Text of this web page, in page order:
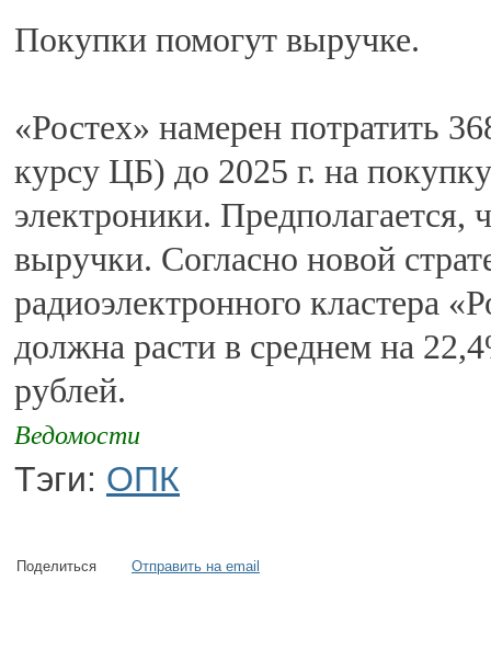
Покупки помогут выручке.
«Ростех» намерен потратить
курсу ЦБ) до 2025 г. на
электроники. Предполагается,
выручки. Согласно новой
радиоэлектронного кластера
должна расти в среднем на
рублей.
Ведомости
Тэги: ОПК
Поделиться Отправить на email